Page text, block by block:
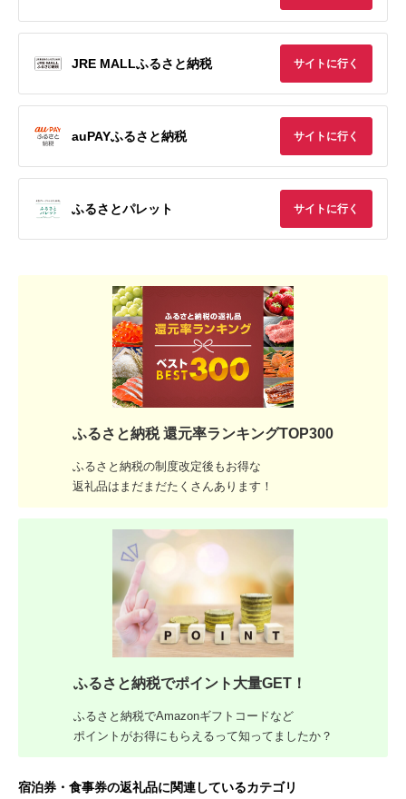
JRE MALLふるさと納税 サイトに行く
auPAYふるさと納税 サイトに行く
ふるさとパレット サイトに行く
ふるさと納税 還元率ランキングTOP300
ふるさと納税の制度改定後もお得な
返礼品はまだまだたくさんあります！
ふるさと納税でポイント大量GET！
ふるさと納税でAmazonギフトコードなど
ポイントがお得にもらえるって知ってましたか？
宿泊券・食事券の返礼品に関連しているカテゴリ